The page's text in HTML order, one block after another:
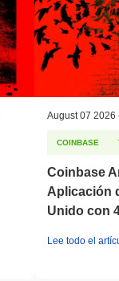
August 07 2026
COINBASE
Coinbase
Aplicación
Unido con
Lee todo el